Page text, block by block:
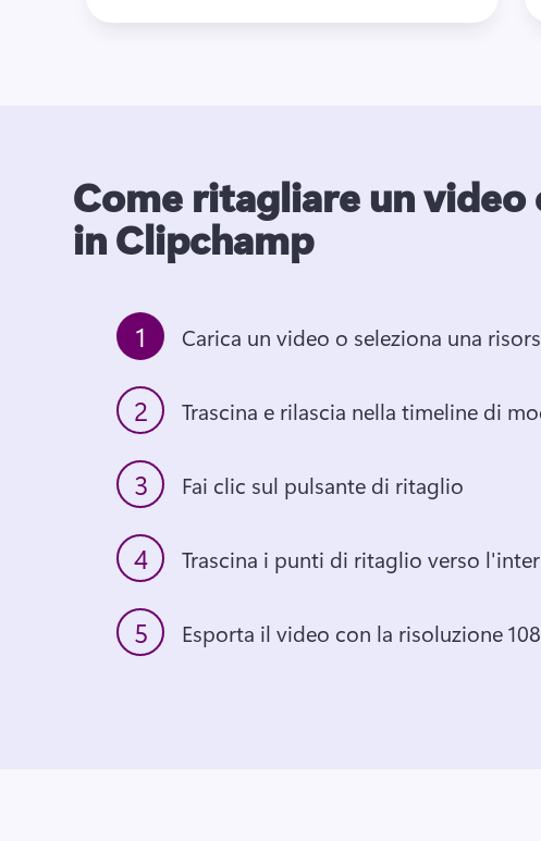
Come ritagliare un video
in Clipchamp
1 Carica un video o seleziona una
2 Trascina e rilascia nella timeline di
3 Fai clic sul pulsante di ritaglio
4 Trascina i punti di ritaglio verso
5 Esporta il video con la risoluzione